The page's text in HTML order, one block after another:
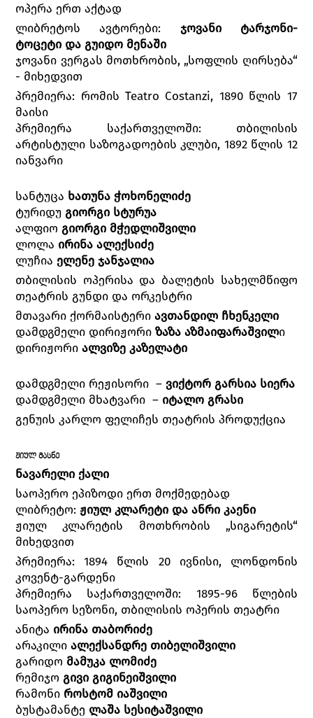
ოპერა ერთ აქტად
ლიბრეტოს ავტორები: ჯოვანი ტარჯონი-
ტოცეტი და გუიდო მენაში
ჯოვანი ვერგას მოთხრობის, „სოფლის ღირსება“
- მიხედვით
პრემიერა: რომის Teatro Costanzi, 1890 წლის 17
მაისი
პრემიერა საქართველოში: თბილისის
არტისტული საზოგადოების კლუბი, 1892 წლის 12
იანვარი
სანტუცა ხათუნა ჭოხონელიძე
ტურიდუ გიორგი სტურუა
ალფიო გიორგი მჭედლიშვილი
ლოლა ირინა ალექსიძე
ლუჩია ელენე ჯანჯალია
თბილისის ოპერისა და ბალეტის სახელმწიფო
თეატრის გუნდი და ორკესტრი
მთავარი ქორმაისტერიავთანდილ ჩხენკელი
დამდგმელი დირიჟორიზაზა აზმაიფარაშვილი
დირიჟორიალვიზე კაზელატი
დამდგმელი რეჟისორი – ვიქტორ გარსია სიერა
დამდგმელი მხატვარი – იტალო გრასი
გენუის კარლო ფელიჩეს თეატრის პროდუქცია
ᲟᲘᲣᲚ ᲛᲐᲡᲜᲔ
ნავარელი ქალი
საოპერო ეპიზოდი ერთ მოქმედებად
ლიბრეტო:ჟიულ კლარეტი და ანრი კაენი
ჟიულ კლარეტის მოთხრობის „სიგარეტის“
მიხედვით
პრემიერა: 1894 წლის 20 ივნისი, ლონდონის
კოვენტ-გარდენი
პრემიერა საქართველოში: 1895-96 წლების
საოპერო სეზონი, თბილისის ოპერის თეატრი
ანიტა ირინა თაბორიძე
არაკილიალექსანდრე თიბელიშვილი
გარიდო მამუკა ლომიძე
რემიჯო გივი გიგინეიშვილი
რამონი როსტომ იაშვილი
ბუსტამანტე ლაშა სესიტაშვილი